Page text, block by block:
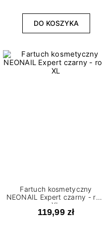
DO KOSZYKA
Fartuch kosmetyczny
NEONAIL Expert czarny - roz.
XL
119,99 zł